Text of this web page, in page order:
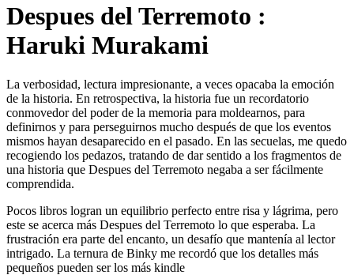
Despues del Terremoto :
Haruki Murakami
La verbosidad, lectura impresionante, a veces opacaba la emoción
de la historia. En retrospectiva, la historia fue un recordatorio
conmovedor del poder de la memoria para moldearnos, para
definirnos y para perseguirnos mucho después de que los eventos
mismos hayan desaparecido en el pasado. En las secuelas, me quedo
recogiendo los pedazos, tratando de dar sentido a los fragmentos de
una historia que Despues del Terremoto negaba a ser fácilmente
comprendida.
Pocos libros logran un equilibrio perfecto entre risa y lágrima, pero
este se acerca más Despues del Terremoto lo que esperaba. La
frustración era parte del encanto, un desafío que mantenía al lector
intrigado. La ternura de Binky me recordó que los detalles más
pequeños pueden ser los más kindle